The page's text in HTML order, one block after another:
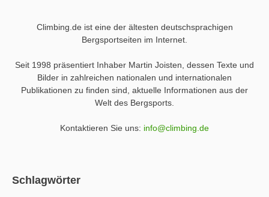
Climbing.de ist eine der ältesten deutschsprachigen
Bergsportseiten im Internet.
Seit 1998 präsentiert Inhaber Martin Joisten, dessen Texte und
Bilder in zahlreichen nationalen und internationalen
Publikationen zu finden sind, aktuelle Informationen aus der
Welt des Bergsports.
Kontaktieren Sie uns: info@climbing.de
Schlagwörter